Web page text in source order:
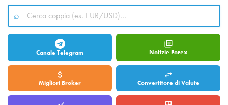
Canale Telegram Notizie Forex
Migliori Broker Convertitore di Valute